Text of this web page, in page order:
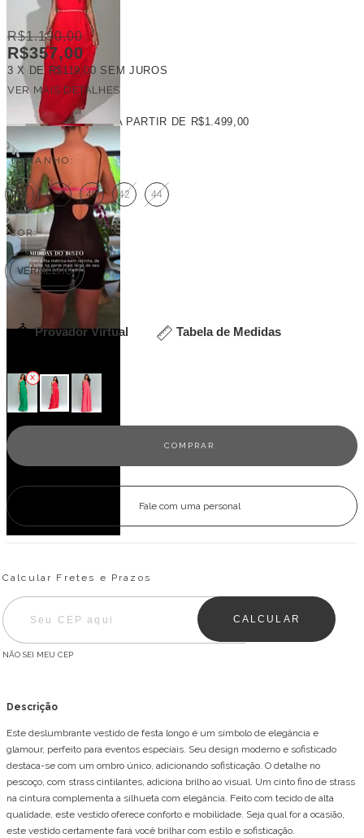
R$1.190,00
R$357,00
3 X DE R$119,00 SEM JUROS
VER MAIS DETALHES
FRETE GRÁTIS A PARTIR DE R$1.499,00
TAMANHO:
36 38 40 42 44
COR:
VERMELHO
Provador Virtual Tabela de Medidas
Fale com uma personal
Entregas para o CEP:
Calcular Fretes e Prazos
CALCULAR
NÃO SEI MEU CEP
Descrição
Este deslumbrante vestido de festa longo é um símbolo de elegância e
glamour, perfeito para eventos especiais. Seu design moderno e sofisticado
destaca-se com um ombro único, adicionando sofisticação. O detalhe no
pescoço, com strass cintilantes, adiciona brilho ao visual. Um cinto fino de strass
na cintura complementa a silhueta com elegância. Feito com tecido de alta
qualidade, este vestido oferece conforto e mobilidade. Seja qual for a ocasião,
este vestido certamente fará você brilhar com estilo e sofisticação.